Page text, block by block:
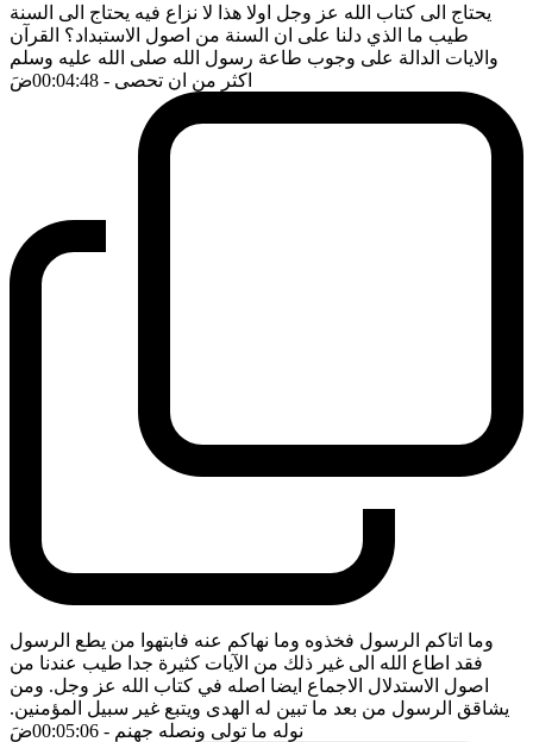
يحتاج الى كتاب الله عز وجل اولا هذا لا نزاع فيه يحتاج الى السنة
طيب ما الذي دلنا على ان السنة من اصول الاستبداد؟ القرآن
والايات الدالة على وجوب طاعة رسول الله صلى الله عليه وسلم
اكثر من ان تحصى - 00:04:48 ضَ
وما اتاكم الرسول فخذوه وما نهاكم عنه فابتهوا من يطع الرسول
فقد اطاع الله الى غير ذلك من الآيات كثيرة جدا طيب عندنا من
اصول الاستدلال الاجماع ايضا اصله في كتاب الله عز وجل. ومن
يشاقق الرسول من بعد ما تبين له الهدى ويتبع غير سبيل المؤمنين.
نوله ما تولى ونصله جهنم - 00:05:06 ضَ